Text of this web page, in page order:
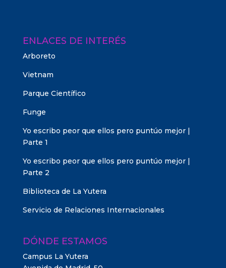
ENLACES DE INTERÉS
Arboreto
Vietnam
Parque Científico
Funge
Yo escribo peor que ellos pero puntúo mejor |
Parte 1
Yo escribo peor que ellos pero puntúo mejor |
Parte 2
Biblioteca de La Yutera
Servicio de Relaciones Internacionales
DÓNDE ESTAMOS
Campus La Yutera